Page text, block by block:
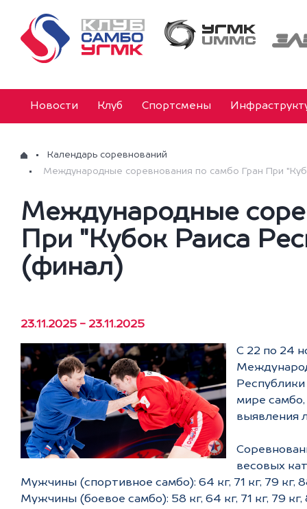
Новости Клуб Спортсмены
Календарь соревнований
Международные соревнования по самбо Гран При
Международные
При "Кубок Раиса
(финал)
23.11.2025 - 23.11.2025
С 22 по 24
мире
выявления
весовых
Мужчины (спортивное самбо): 64 кг, 71 кг, 79 кг,
Мужчины (боевое самбо): 58 кг, 64 кг, 71 кг, 79 кг,